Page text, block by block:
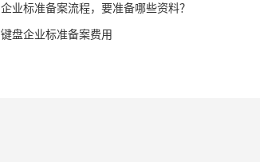
企业标准备案流程，要准备哪些资料？
键盘企业标准备案费用